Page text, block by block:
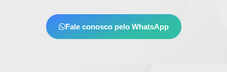
Fale conosco pelo WhatsApp